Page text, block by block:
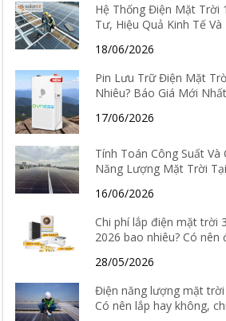
Hệ Thống Điện Mặt Trời
Tư, Hiệu Quả Kinh Tế
18/06/2026
Pin Lưu Trữ Điện Mặt
Nhiêu? Báo Giá Mới
17/06/2026
Tính Toán Công Suất Và
Năng Lượng Mặt Trời
16/06/2026
Chi phí lắp điện mặt trời
2026 bao nhiêu? Có nên
28/05/2026
Điện năng lượng mặt
Có nên lắp hay không,